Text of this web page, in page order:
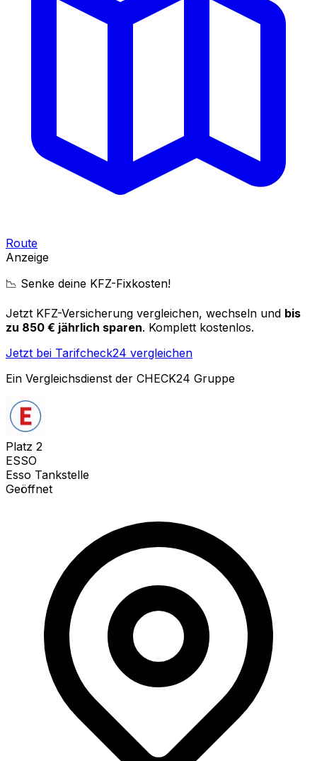
Route
Anzeige
📉 Senke deine KFZ-Fixkosten!
Jetzt KFZ-Versicherung vergleichen, wechseln und bis
zu 850 € jährlich sparen. Komplett kostenlos.
Jetzt bei Tarifcheck24 vergleichen
Ein Vergleichsdienst der CHECK24 Gruppe
Platz 2
ESSO
Esso Tankstelle
Geöffnet